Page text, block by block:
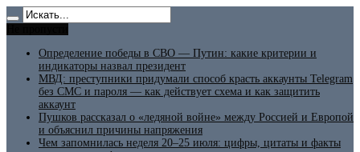
Определение победы в СВО — Путин: какие критерии и
индикаторы назвал президент
МВД: преступники придумали способ красть аккаунты Telegram
без СМС и пароля — как действует схема и как защитить
аккаунт
Пушков рассказал о «ледяной войне» между Россией и Европой
и объяснил причины напряжения
Чем запомнилась неделя 20–25 июля: цифры, цитаты и факты